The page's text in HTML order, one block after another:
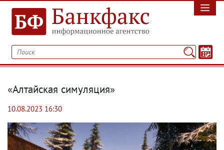
«Алтайская симуляция»
10.08.2023 16:30